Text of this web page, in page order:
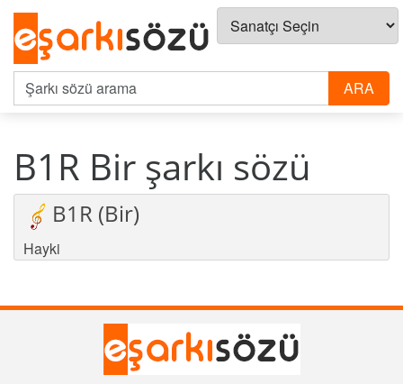
B1R Bir şarkı sözü
B1R (Bir)
Hayki